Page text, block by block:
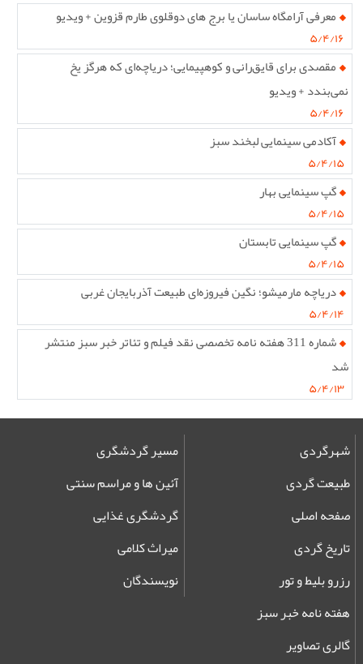
معرفی آرامگاه ساسان یا برج های دوقلوی طارم قزوین + ویدیو
۵/۴/۱۶
مقصدی برای قایق‌رانی و کوهپیمایی؛ دریاچه‌ای که هرگز یخ
نمی‌بندد + ویدیو
۵/۴/۱۶
آکادمی سینمایی لبخند سبز
۵/۴/۱۵
گپ سینمایی بهار
۵/۴/۱۵
گپ سینمایی تابستان
۵/۴/۱۵
دریاچه مارمیشو؛ نگین فیروزه‌ای طبیعت آذربایجان غربی
۵/۴/۱۴
شماره 311 هفته نامه تخصصی نقد فیلم و تئاتر خبر سبز منتشر
شد
۵/۴/۱۳
شهرگردی
طبیعت گردی
صفحه اصلی
تاریخ گردی
مسیر گردشگری
آئین ها و مراسم سنتی
گردشگری غذایی
میراث کلامی
رزرو بلیط و تور
هفته نامه خبر سبز
گالری تصاویر
نویسندگان